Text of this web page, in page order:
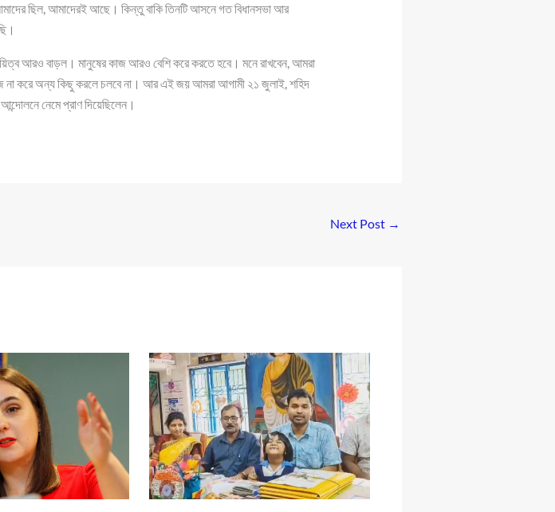
আমাদের ছিল, আমাদেরই আছে। কিন্তু বাকি তিনটি আসনে গত বিধানসভা আর
আরও বাড়ল। মানুষের কাজ আরও বেশি করে করতে হবে। মনে রাখবেন, আমরা
না করে অন্য কিছু করলে চলবে না। আর এই জয় আমরা আগামী ২১ জুলাই, শহিদ
নেমে প্রাণ দিয়েছিলেন।
Next Post →